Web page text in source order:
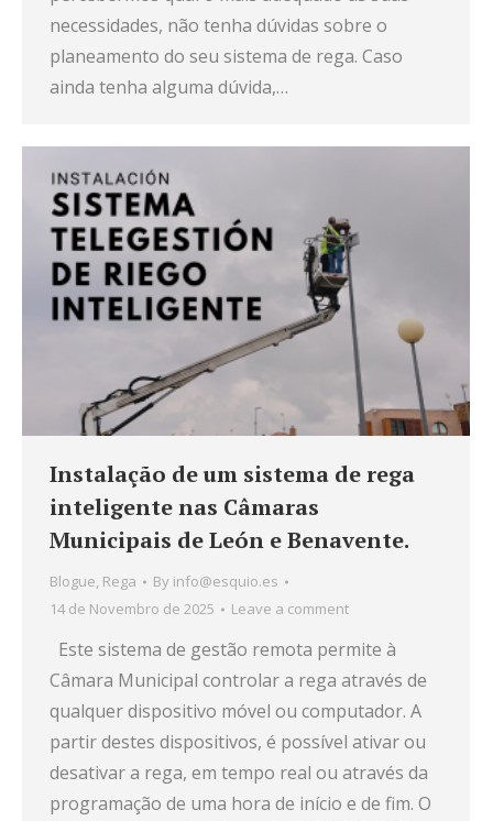
necessidades, não tenha dúvidas sobre o
planeamento do seu sistema de rega. Caso
ainda tenha alguma dúvida,…
Instalação de um sistema de rega
inteligente nas Câmaras
Municipais de León e Benavente.
Blogue, Rega By info@esquio.es
14 de Novembro de 2025
Leave a comment
Este sistema de gestão remota permite à
Câmara Municipal controlar a rega através de
qualquer dispositivo móvel ou computador. A
partir destes dispositivos, é possível ativar ou
desativar a rega, em tempo real ou através da
programação de uma hora de início e de fim. O